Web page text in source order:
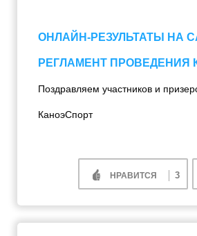
ОНЛАЙН-РЕЗУЛЬТАТЫ НА
РЕГЛАМЕНТ ПРОВЕДЕНИЯ
Поздравляем участников и
КаноэСпорт
НРАВИТСЯ 3